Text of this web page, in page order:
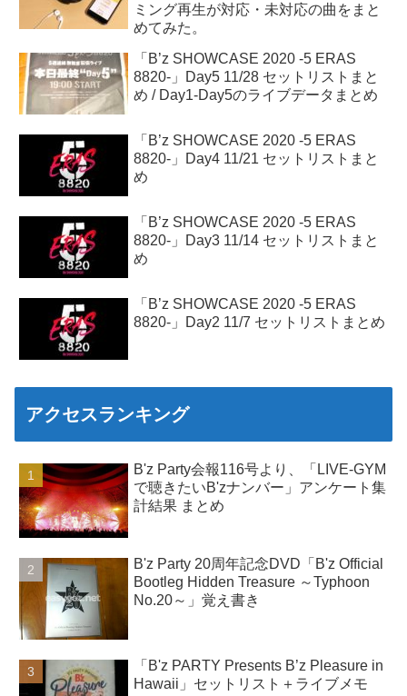
ミング再生が対応・未対応の曲をまと
めてみた。
「B’z SHOWCASE 2020 -5 ERAS
8820-」Day5 11/28 セットリストまと
め / Day1-Day5のライブデータまとめ
「B’z SHOWCASE 2020 -5 ERAS
8820-」Day4 11/21 セットリストまと
め
「B’z SHOWCASE 2020 -5 ERAS
8820-」Day3 11/14 セットリストまと
め
「B’z SHOWCASE 2020 -5 ERAS
8820-」Day2 11/7 セットリストまとめ
アクセスランキング
B'z Party会報116号より、「LIVE-GYM
で聴きたいB'zナンバー」アンケート集
計結果 まとめ
B'z Party 20周年記念DVD「B'z Official
Bootleg Hidden Treasure ～Typhoon
No.20～」覚え書き
「B'z PARTY Presents B’z Pleasure in
Hawaii」セットリスト＋ライブメモ